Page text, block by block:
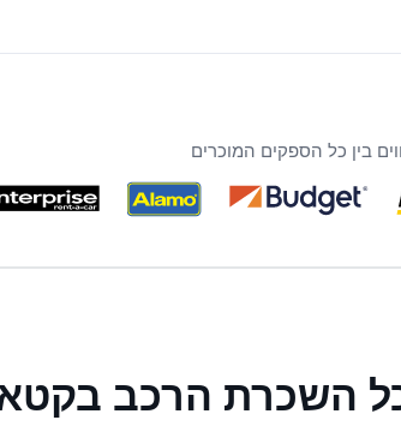
בין כל הספקים המוכרים
השכרת הרכב